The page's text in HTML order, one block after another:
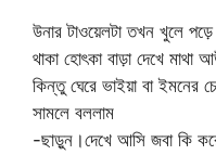
উনার টাওয়েলটা তখন খুলে
থাকা হোৎকা বাড়া দেখে মাথা
কিন্তু ঘেরে ভাইয়া বা ইমনের
সামলে বললাম
-ছাড়ুন।দেখে আসি জবা কি